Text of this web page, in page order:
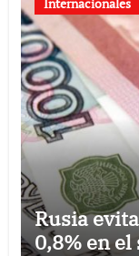
Rusia
0,8% en